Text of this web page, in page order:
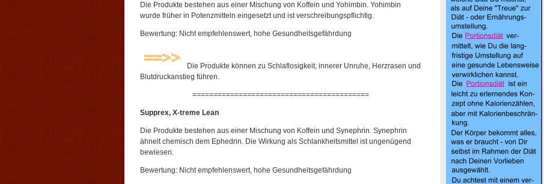
Die Produkte bestehen aus einer Mischung von Koffein und Yohimbin. Yohimbin
wurde früher in Potenzmitteln eingesetzt und ist verschreibungspflichtig.
Bewertung: Nicht empfehlenswert, hohe Gesundheitsgefährdung
Die Produkte können zu Schlaflosigkeit, innerer Unruhe, Herzrasen und
Blutdruckanstieg führen.
==========================================
Supprex, X-treme Lean
Die Produkte bestehen aus einer Mischung von Koffein und Synephrin. Synephrin
ähnelt chemisch dem Ephedrin. Die Wirkung als Schlankheitsmittel ist ungenügend
bewiesen.
Bewertung: Nicht empfehlenswert, hohe Gesundheitsgefährdung